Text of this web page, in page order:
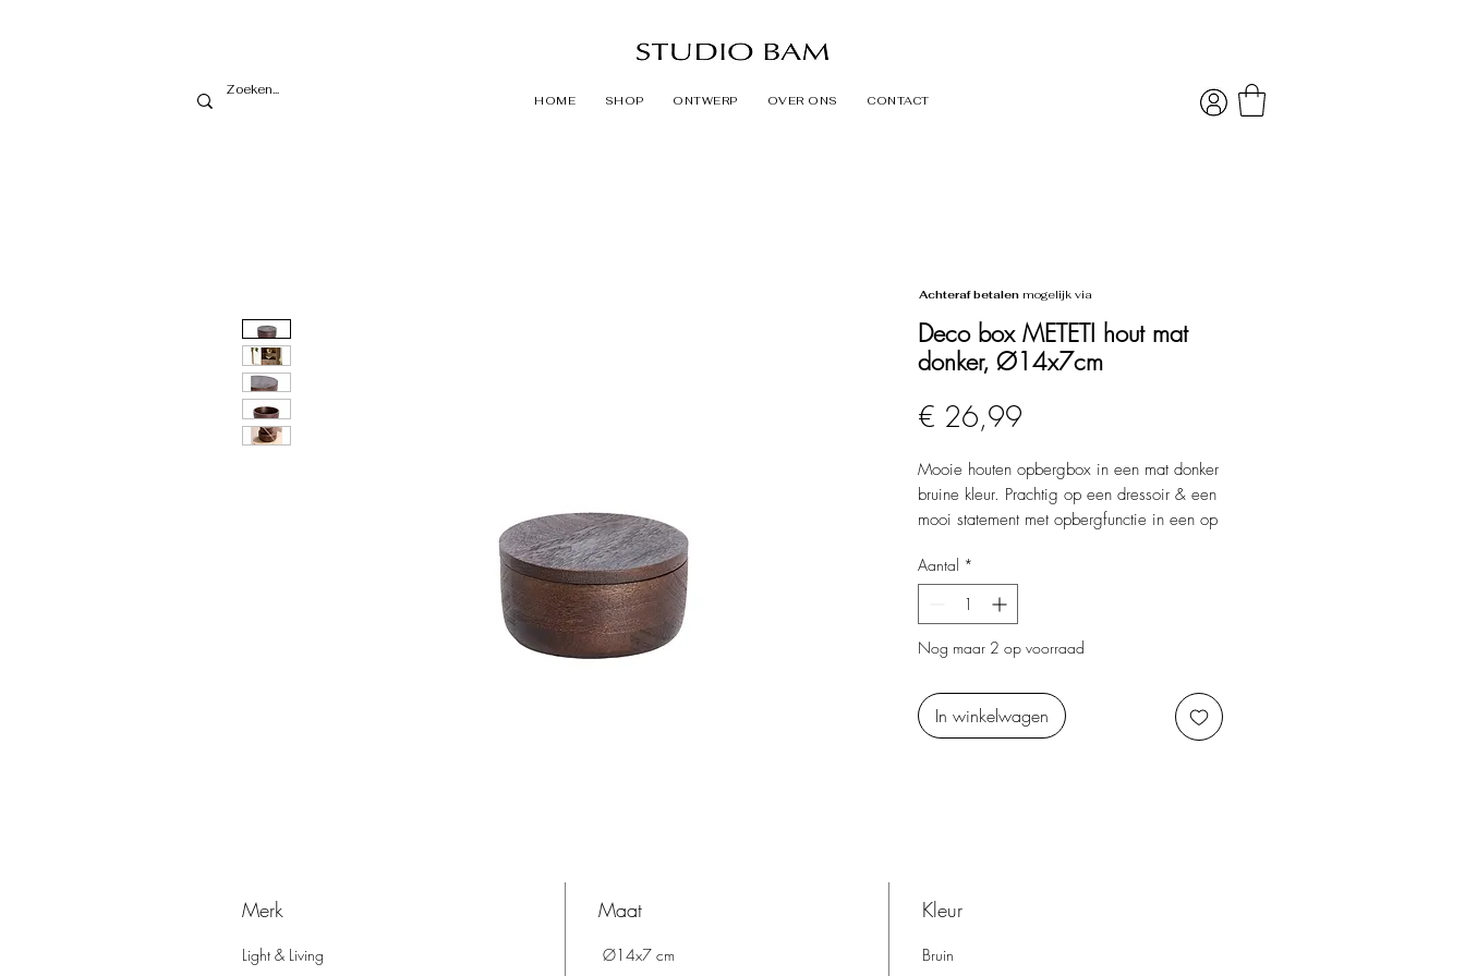
HOME SHOP ONTWERP OVER ONS CONTACT
Deco box METETI hout mat
donker, Ø14x7cm
€ 26,99
Mooie houten opbergbox in een mat donker
bruine kleur. Prachtig op een dressoir & een
mooi statement met opbergfunctie in een op
Aantal *
Nog maar 2 op voorraad
In winkelwagen
Merk
Light & Living
Maat
Ø14x7 cm
Kleur
Bruin
Achteraf betalen mogelijk via